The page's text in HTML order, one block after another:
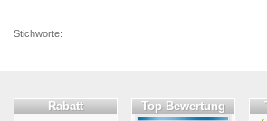
Stichworte:
Rabatt Top Bewertung